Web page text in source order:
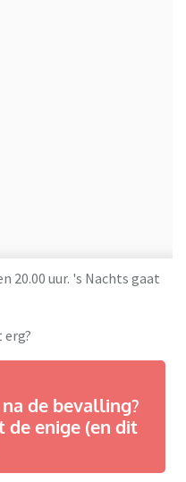
20.00 uur. 's Nachts gaat
de bevalling?
de enige (en dit